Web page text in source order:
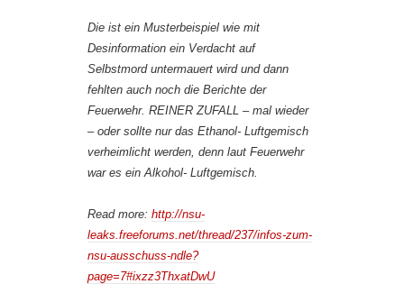
Die ist ein Musterbeispiel wie mit
Desinformation ein Verdacht auf
Selbstmord untermauert wird und dann
fehlten auch noch die Berichte der
Feuerwehr. REINER ZUFALL – mal wieder
– oder sollte nur das Ethanol- Luftgemisch
verheimlicht werden, denn laut Feuerwehr
war es ein Alkohol- Luftgemisch.
Read more: http://nsu-
leaks.freeforums.net/thread/237/infos-zum-
nsu-ausschuss-ndle?
page=7#ixzz3ThxatDwU